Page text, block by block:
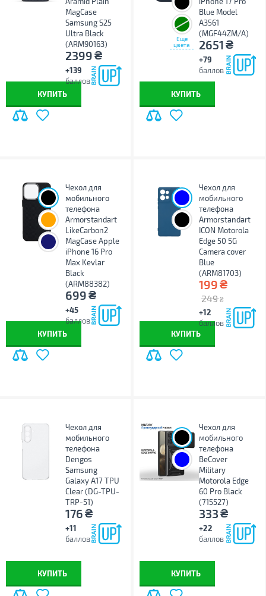
MagCase
Samsung S25
Ultra Black
(ARM90163)
2399₴
+139
баллов
КУПИТЬ
Еще
цвета
Blue Model
A3561
(MGF44ZM/A)
2651₴
+79
баллов
КУПИТЬ
Чехол для
мобильного
телефона
Armorstandart
LikeCarbon2
MagCase Apple
iPhone 16 Pro
Max Kevlar
Black
(ARM88382)
699₴
+45
баллов
КУПИТЬ
Чехол для
мобильного
телефона
Armorstandart
ICON Motorola
Edge 50 5G
Camera cover
Blue
(ARM81703)
199₴
249 ₴
+12
баллов
КУПИТЬ
Чехол для
мобильного
телефона
Dengos
Samsung
Galaxy A17 TPU
Clear (DG-TPU-
TRP-51)
176₴
+11
баллов
КУПИТЬ
Чехол для
мобильного
телефона
BeCover
Military
Motorola Edge
60 Pro Black
(715527)
333₴
+22
баллов
КУПИТЬ